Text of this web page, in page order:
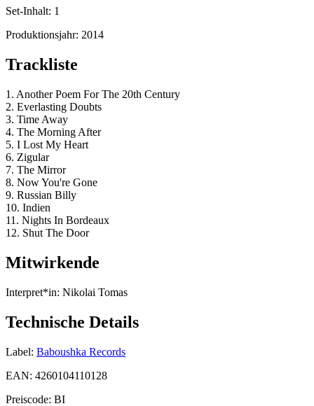
Set-Inhalt: 1
Produktionsjahr: 2014
Trackliste
1. Another Poem For The 20th Century
2. Everlasting Doubts
3. Time Away
4. The Morning After
5. I Lost My Heart
6. Zigular
7. The Mirror
8. Now You're Gone
9. Russian Billy
10. Indien
11. Nights In Bordeaux
12. Shut The Door
Mitwirkende
Interpret*in: Nikolai Tomas
Technische Details
Label: Baboushka Records
EAN: 4260104110128
Preiscode: BI